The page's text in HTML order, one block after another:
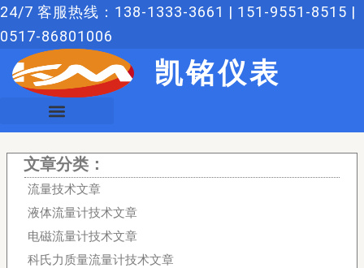
跳
至
24/7 客服热线：138-1333-3661 | 151-9551-8515 |
0517-86801006
凯铭仪表
文章分类：
流量技术文章
液体流量计技术文章
电磁流量计技术文章
科氏力质量流量计技术文章